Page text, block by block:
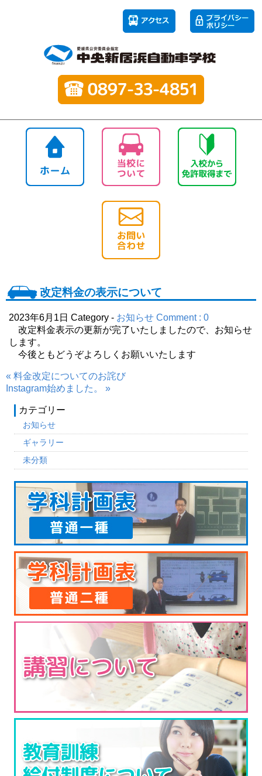
改定料金の表示について
2023年6月1日 Category - お知らせ Comment : 0
改定料金表示の更新が完了いたしましたので、お知らせ
します。
今後ともどうぞよろしくお願いいたします
« 料金改定についてのお詫び
Instagram始めました。 »
カテゴリー
お知らせ
ギャラリー
未分類